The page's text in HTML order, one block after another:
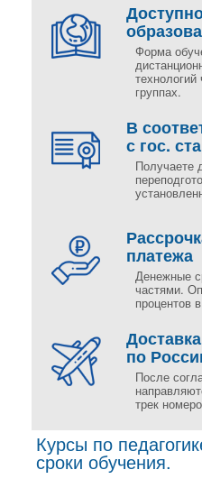
Форма
группах.
В
с гос.
Получаете
платежа
Денежные
частями.
процентов
по
После
трек
Курсы по
сроки обучения.